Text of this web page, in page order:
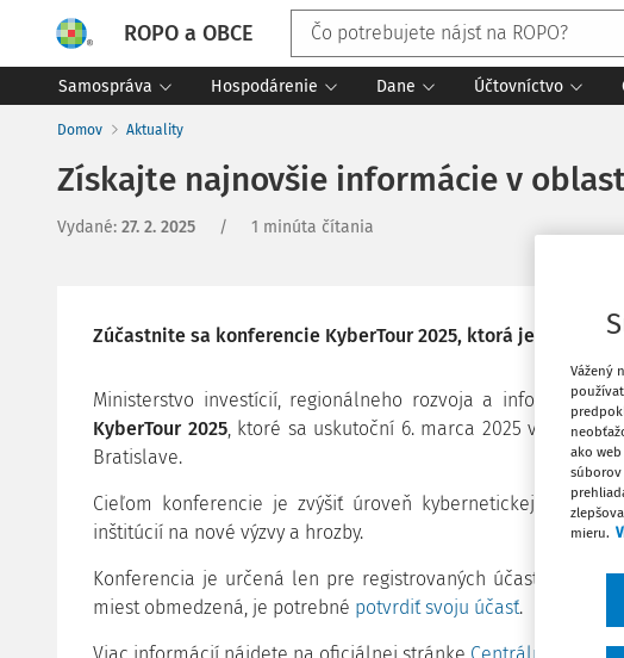
ROPO a OBCE
Samospráva Hospodárenie Dane Účtovníctvo
Domov Aktuality
Získajte najnovšie informácie v
Vydané: 27. 2. 2025 / 1 minúta čítania
Zúčastnite sa konferencie KyberTour 2025, ktorá je určená
Ministerstvo investícií, regionálneho rozvoja a
KyberTour 2025, ktoré sa uskutoční 6. marca 2025 v
Bratislave.
Cieľom konferencie je zvýšiť úroveň kybernetickej
inštitúcií na nové výzvy a hrozby.
Konferencia je určená len pre registrovaných účastníkov a
miest obmedzená, je potrebné potvrdiť svoju účasť.
Vážený
ako
súborov
mieru.